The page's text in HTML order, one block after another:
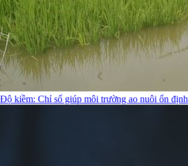
Độ kiềm: Chỉ số giúp môi trường ao nuôi ổn định